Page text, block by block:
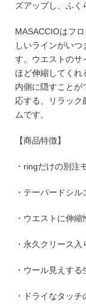
ズアップし、ふく
MASACCIOはフ
しいラインがい
す。ウエストのサ
ほど伸縮してくれ
内側に隠すことが
応する、リラック
ムです。
【商品特徴】
・ringだけの別注
・テーパードシル
・ウエストに伸縮
・永久クリース入
・ウール見えする
・ドライなタッチ